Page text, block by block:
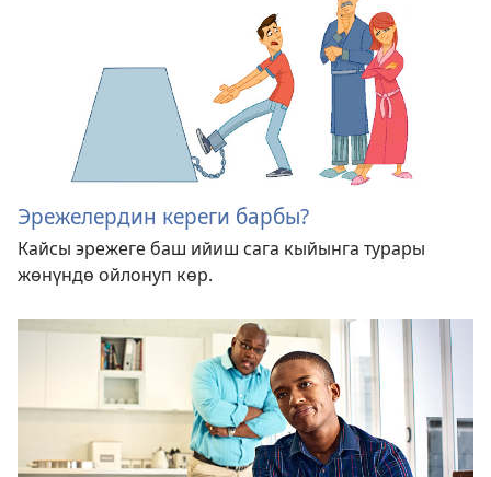
Эрежелердин кереги барбы?
Кайсы эрежеге баш ийиш сага кыйынга турары
жөнүндө ойлонуп көр.